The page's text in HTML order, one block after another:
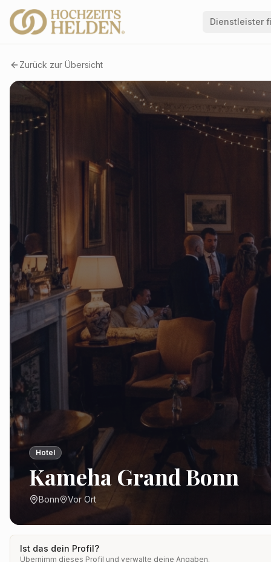
Dienstleister
Zurück zur Übersicht
Hotel
Kameha Grand Bonn
Bonn Vor Ort
Ist das dein Profil?
Übernimm dieses Profil und verwalte deine Angaben.